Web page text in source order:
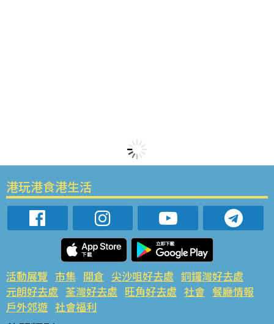
港玩港食港生活
活動展覽 市集 開倉 尖沙咀好去處 銅鑼灣好去處
元朗好去處 荃灣好去處 旺角好去處 社會 餐廳情報
戶外郊遊 社會福利